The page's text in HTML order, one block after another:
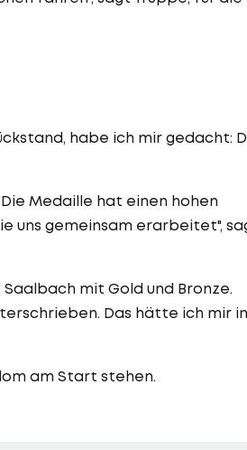
habe ich mir gedacht:
Medaille hat einen hohen
uns gemeinsam erarbeitet",
mit Gold und Bronze.
Das hätte ich mir in
am Start stehen.